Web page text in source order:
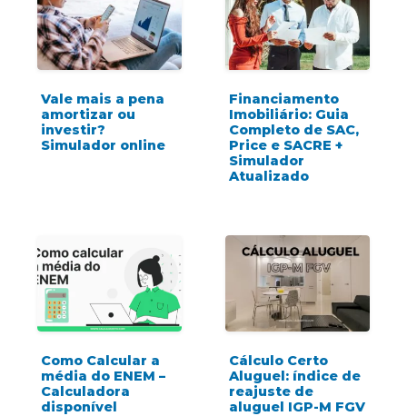
Vale mais a pena
amortizar ou
investir?
Simulador online
Financiamento
Imobiliário: Guia
Completo de SAC,
Price e SACRE +
Simulador
Atualizado
Como Calcular a
média do ENEM –
Calculadora
disponível
Cálculo Certo
Aluguel: índice de
reajuste de
aluguel IGP-M FGV